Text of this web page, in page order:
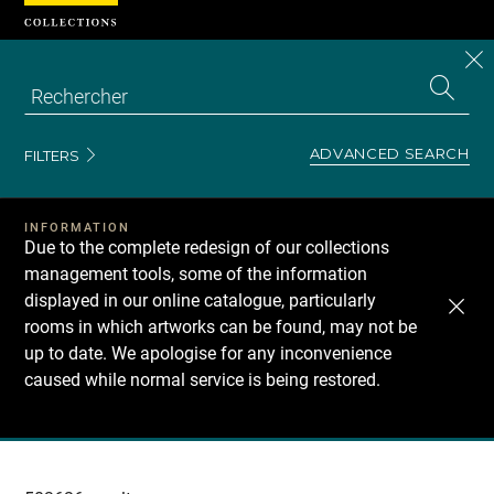
FILTERS ADVANCED SEARCH
INFORMATION
Due to the complete redesign of our collections
management tools, some of the information
displayed in our online catalogue, particularly
rooms in which artworks can be found, may not be
up to date. We apologise for any inconvenience
caused while normal service is being restored.
Recherche
Cookies management panel